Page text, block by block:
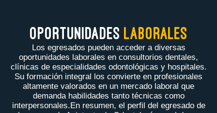
OPORTUNIDADES LABORALES
Los egresados pueden acceder a diversas
oportunidades laborales en consultorios dentales,
clínicas de especialidades odontológicas y hospitales.
Su formación integral los convierte en profesionales
altamente valorados en un mercado laboral que
demanda habilidades tanto técnicas como
interpersonales. En resumen, el perfil del egresado de